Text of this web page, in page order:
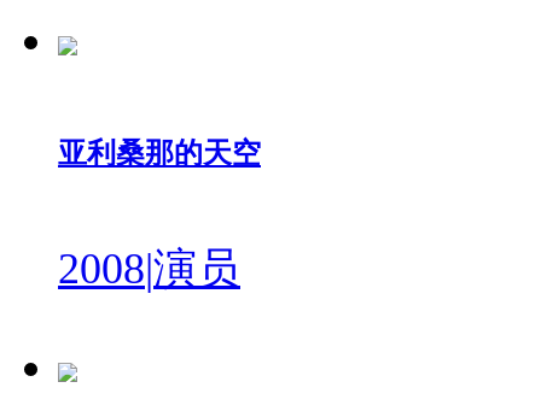
亚利桑那的天空
2008|演员